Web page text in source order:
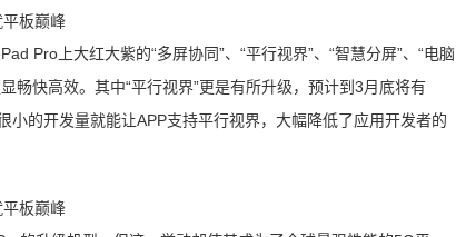
Pro上大红大紫的“多屏协同”、“平行视界”、“智慧分屏”、“电脑
畅快高效。其中“平行视界”更是有所升级，预计到3月底将有
的开发量就能让APP支持平行视界，大幅降低了应用开发者的